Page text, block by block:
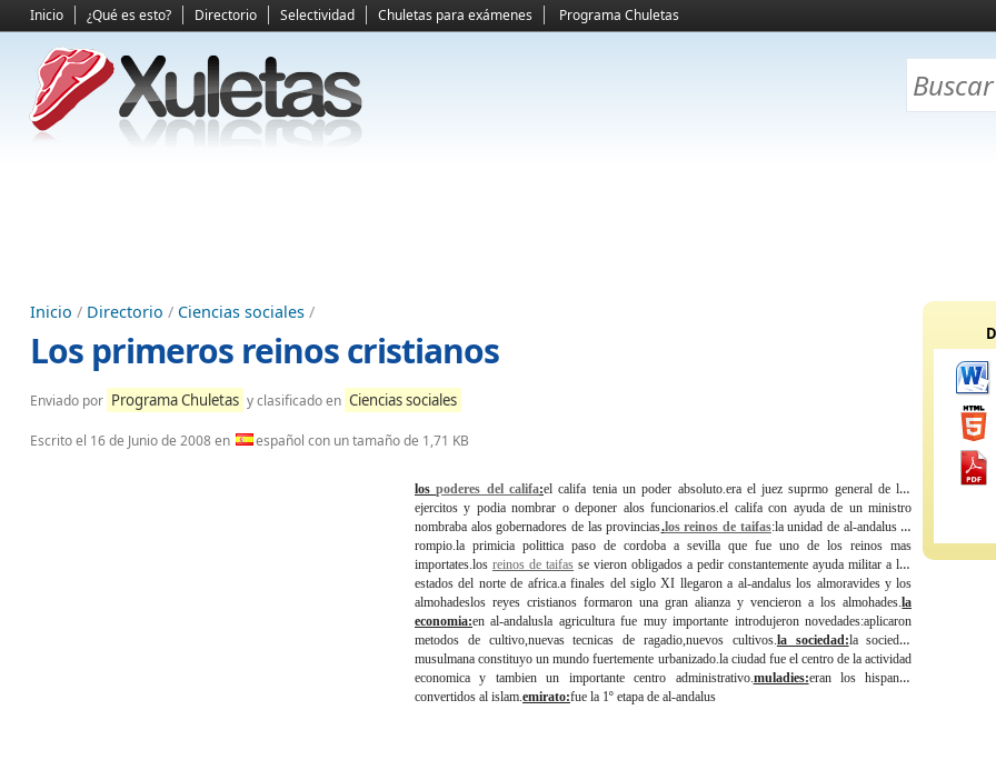
Inicio ¿Qué es esto? Directorio Selectividad Chuletas para exámenes Programa Chuletas
Inicio / Directorio / Ciencias sociales /
Los primeros reinos cristianos
Enviado por Programa Chuletas y clasificado en Ciencias sociales
Escrito el 16 de Junio de 2008en español con un tamaño de 1,71 KB
lospoderes del califa:el califa tenia un poder absoluto.era el juez suprmo general de los
ejercitos y podia nombrar o deponer alos funcionarios.el califa con ayuda de un ministro
nombraba alos gobernadores de las provincias.los reinos de taifas:la unidad de al-andalus se
rompio.la primicia polittica paso de cordoba a sevilla que fue uno de los reinos mas
importates.losreinos de taifas se vieron obligados a pedir constantemente ayuda militar a los
estados del norte de africa.a finales del siglo XI llegaron a al-andalus los almoravides y los
almohadeslos reyes cristianos formaron una gran alianza y vencieron a los almohades.la
economia:en al-andalusla agricultura fue muy importante introdujeron novedades:aplicaron
metodos de cultivo,nuevas tecnicas de ragadio,nuevos cultivos.la sociedad:la sociedad
musulmana constituyo un mundo fuertemente urbanizado.la ciudad fue el centro de la actividad
economica y tambien un importante centro administrativo.muladies:eran los hispanos
convertidos al islam.emirato:fue la 1º etapa de al-andalus